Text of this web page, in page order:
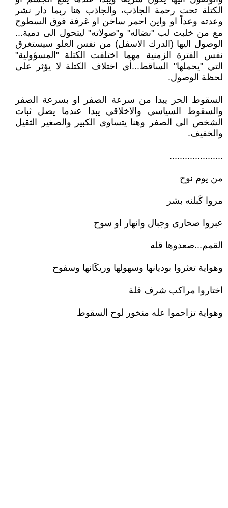
الكتلة تحت رحمة الجاذب، والجاذب هنا ربما دار نشر
وعدته وعداً او واين احمر ساخن او غرفة فوق السطوح
مع من خلبت لب "نضاله" و"صولاته" ليتحول الى دمية...
الوصول اليها (الدرك الاسفل) من نفس العلو سيستغرق
نفس الفترة الزمنية مهما اختلفت الكتلة "المسؤولية"
التي "يحملها" الساقط...أي اختلاف الكتلة لا يؤثر على
لحظة الوصول.
السقوط الحر يبدا من سرعة الصفر او بسرعة الصفر
والسقوط السياسي والاخلاقي يبدا عندما يصل ثبات
الشخص الى الصفر وهنا يتساوى الكبير والصغير الثقيل
والخفيف.
.....................
من يوم نوح
مروا كَبلنه بشر
عبروا صحاري وجبال وانهار او سوح
القمم...صعدوها قله
وهواية تعثروا بوديانها وسهولها وريكَانها وسفوح
اختاروا مراكب شرف قلة
وهواية تزاحموا عله منخور لوح السقوط